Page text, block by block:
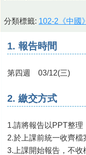
分類標籤: 102-2《中國
1. 報告時間
第四週 03/12(三)
2. 繳交方式
1.請將報告以PPT整理
2.於上課前統一收齊
3.上課開始報告，不收